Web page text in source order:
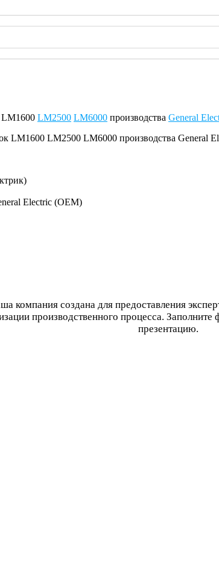
LM1600 LM2500 LM6000 производства General
Electric (OEM)
компания создана для предоставления
производственного процесса.
презентацию.